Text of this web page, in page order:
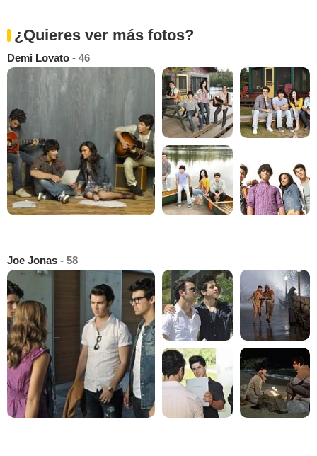
¿Quieres ver más fotos?
Demi Lovato - 46
Joe Jonas - 58